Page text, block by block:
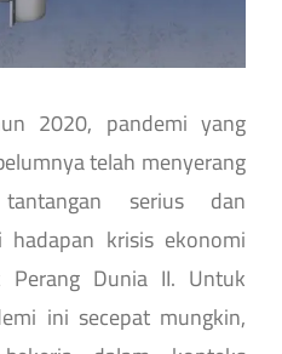
2020, pandemi yang
telah menyerang
serius dan
krisis ekonomi
Perang Dunia II. Untuk
ini secepat mungkin,